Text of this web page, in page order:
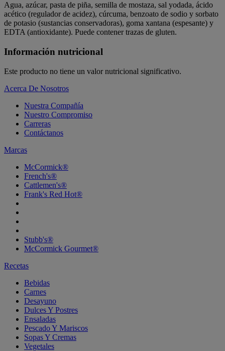
Agua, azúcar, pasta de piña, semilla de mostaza, sal yodada, ácido
acético (regulador de acidez), cúrcuma, benzoato de sodio y sorbato
de potasio (sustancias conservadoras), goma xantana (espesante) y
EDTA (antioxidante). Puede contener trazas de gluten.
Información nutricional
Este producto no tiene un valor nutricional significativo.
Acerca De Nosotros
Nuestra Compañía
Nuestro Compromiso
Carreras
Contáctanos
Marcas
McCormick®
French's®
Cattlemen's®
Frank's Red Hot®
Stubb's®
McCormick Gourmet®
Recetas
Bebidas
Carnes
Desayuno
Dulces Y Postres
Ensaladas
Pescado Y Mariscos
Sopas Y Cremas
Vegetales